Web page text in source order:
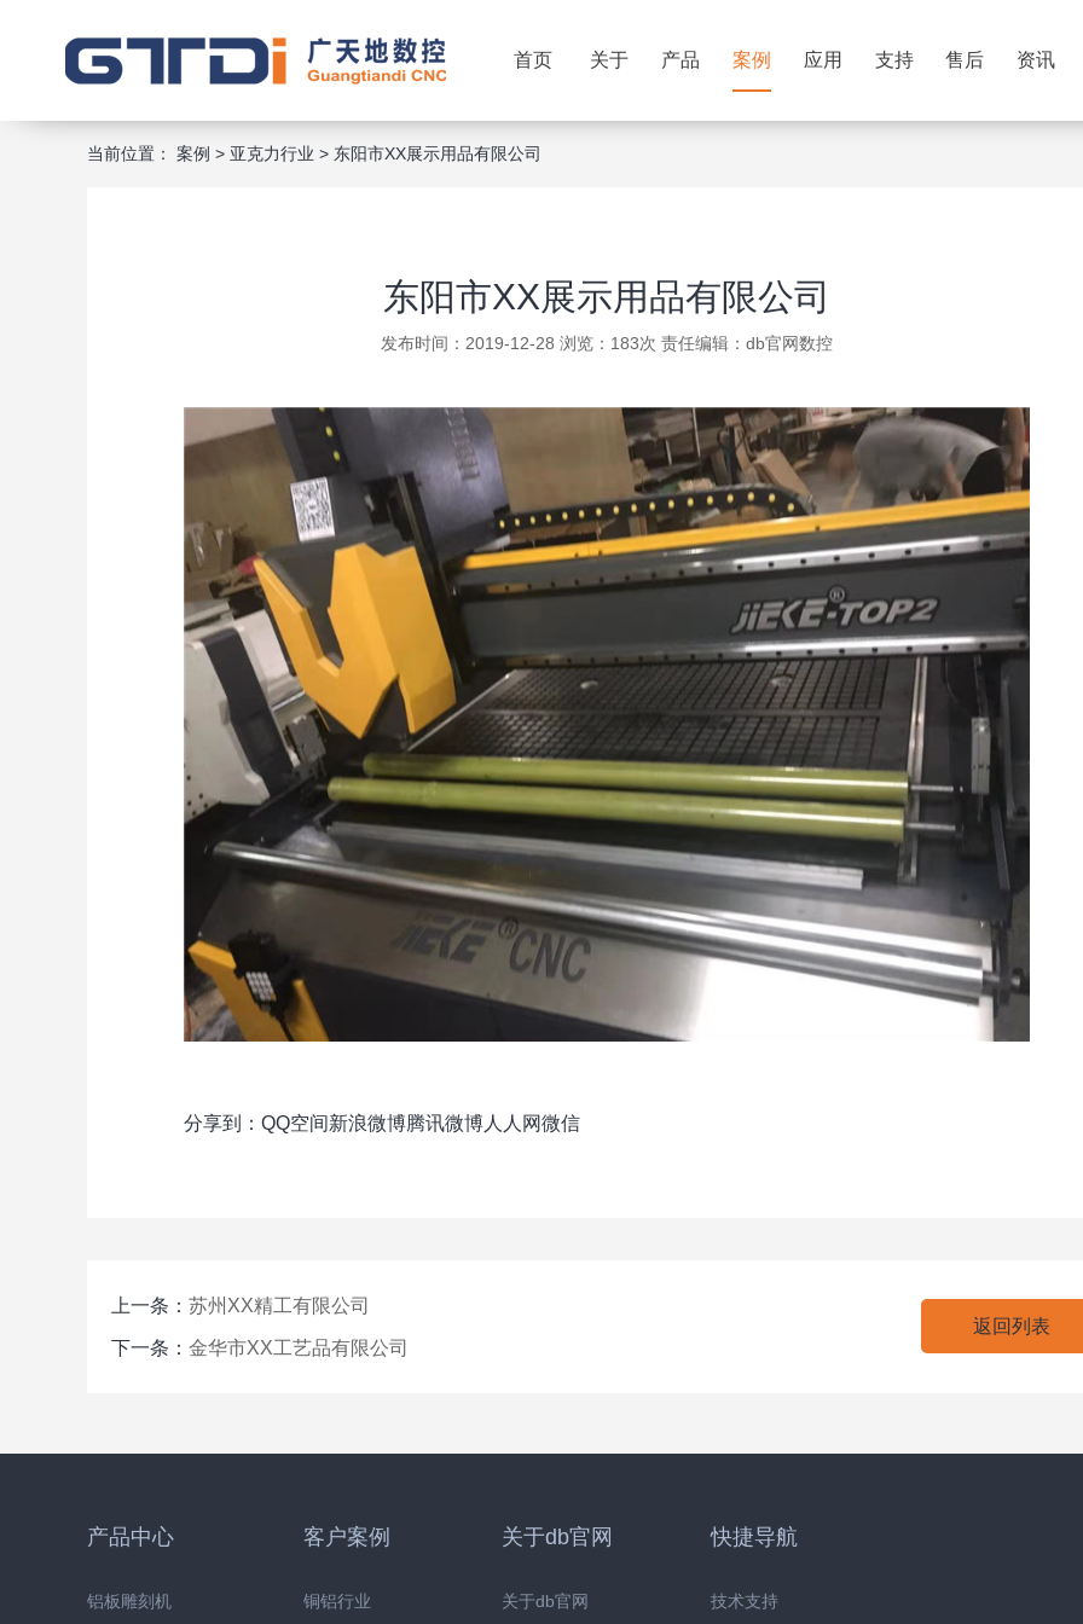
首页 关于 产品 案例 应用 支持 售后 资讯
当前位置： 案例 > 亚克力行业 > 东阳市XX展示用品有限公司
东阳市XX展示用品有限公司
发布时间：2019-12-28 浏览：183次 责任编辑： db官网数控
分享到： QQ空间新浪微博腾讯微博 人人网微信
上一条： 苏州XX精工有限公司
下一条： 金华市XX工艺品有限公司
返回列表
产品中心
铝板雕刻机
客户案例
铜铝行业
关于db官网
关于db官网
快捷导航
技术支持